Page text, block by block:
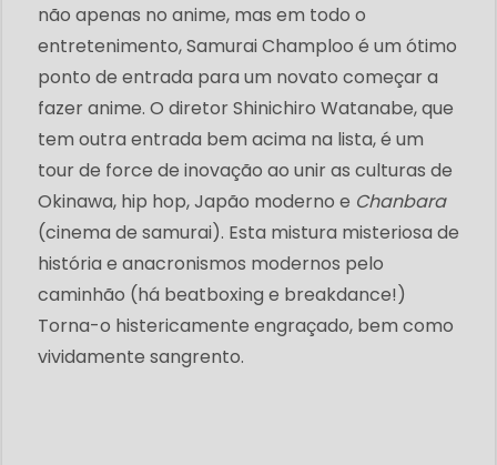
não apenas no anime, mas em todo o
entretenimento, Samurai Champloo é um ótimo
ponto de entrada para um novato começar a
fazer anime. O diretor Shinichiro Watanabe, que
tem outra entrada bem acima na lista, é um
tour de force de inovação ao unir as culturas de
Okinawa, hip hop, Japão moderno e Chanbara
(cinema de samurai). Esta mistura misteriosa de
história e anacronismos modernos pelo
caminhão (há beatboxing e breakdance!)
Torna-o histericamente engraçado, bem como
vividamente sangrento.